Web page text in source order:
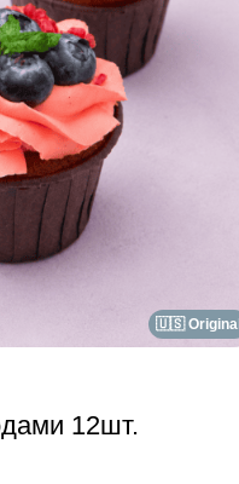
🇺🇸
12шт.